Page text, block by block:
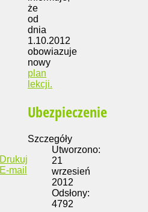
że
od
dnia
1.10.2012
obowiazuje
nowy
plan
lekcji.
Ubezpieczenie
Drukuj
E-mail
Szczegóły
Utworzono:
21
wrzesień
2012
Odsłony:
4792